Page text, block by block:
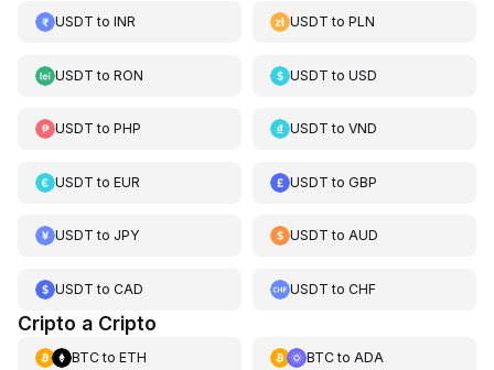
USDT to INR USDT toPLN
USDT to RON USDT toUSD
USDT to PHP USDT toVND
USDT to EUR USDT toGBP
USDT to JPY USDT toAUD
USDT to CAD USDT toCHF
Cripto a Cripto
BTCto ETH BTCto ADA